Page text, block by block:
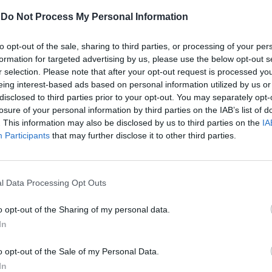
Do Not Process My Personal Information
opt-out of the sale, sharing to third parties, or processing of your
for targeted advertising by us, please use the below opt-out
selection. Please note that after your opt-out request is processed
interest-based ads based on personal information utilized by us
to third parties prior to your opt-out. You may separately
of your personal information by third parties on the IAB’s list of
This information may also be disclosed by us to third parties on the
Participants that may further disclose it to other third parties.
Data Processing Opt Outs
opt-out of the Sharing of my personal data.
opt-out of the Sale of my Personal Data.
di misurare in modo puntuale l’impatto
degli eventi sportivi organizzati in Emilia-
Regione ha commissionato una ricerca
entro l’estate. Cosa ha detto
la firma dell’accordo per la Grande
Tour de France nel 2024, oggi
e rilanciamo il nostro impegno per lo
ci stanno dando ragione e la reputazione
come regione in grado di
importanti manifestazioni è per
orgoglio e soddisfazione. Consapevoli